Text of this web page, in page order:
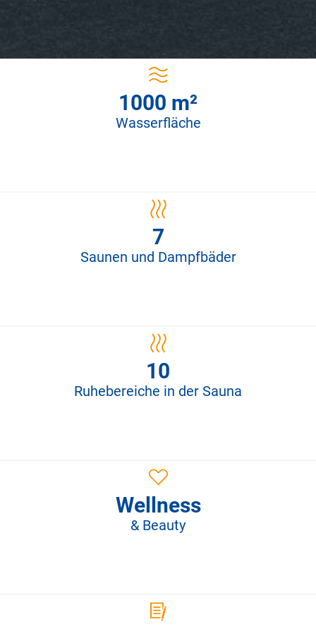
1000 m²
Wasserfläche
7
Saunen und Dampfbäder
10
Ruhebereiche in der Sauna
Wellness
& Beauty